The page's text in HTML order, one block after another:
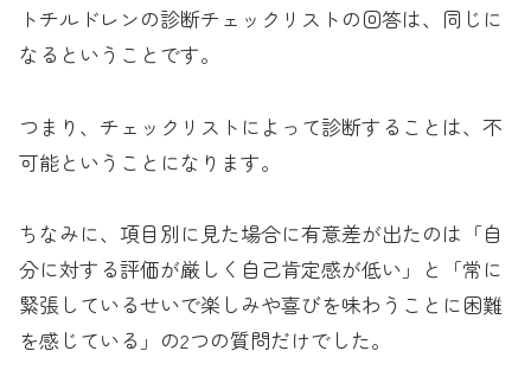
トチルドレンの診断チェックリストの回答は、同じに
なるということです。
つまり、チェックリストによって診断することは、不
可能ということになります。
ちなみに、項目別に見た場合に有意差が出たのは「自
分に対する評価が厳しく自己肯定感が低い」と「常に
緊張しているせいで楽しみや喜びを味わうことに困難
を感じている」の2つの質問だけでした。